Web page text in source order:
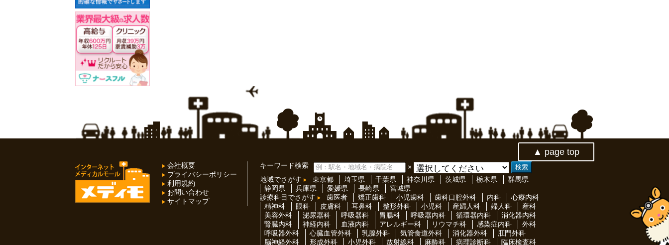
▲ page top
会社概要
プライバシーポリシー
利用規約
お問い合わせ
サイトマップ
キーワード検索
×
地域でさがす
東京都 埼玉県 千葉県 神奈川県 茨城県 栃木県
群馬県
静岡県
兵庫県 愛媛県 長崎県
宮城県
診療科目でさがす
歯医者 矯正歯科 小児歯科 歯科口腔外科 内科
心療内科
精神科
眼科 皮膚科 耳鼻科 整形外科 小児科 産婦人科 婦人科
産科
美容外科
泌尿器科 呼吸器科 胃腸科 呼吸器内科 循環器内科
消化器内科
腎臓内科
神経内科 血液内科 アレルギー科 リウマチ科 感染症内科
外科
呼吸器外科
心臓血管外科 乳腺外科 気管食道外科 消化器外科
肛門外科
脳神経外科
形成外科 小児外科 放射線科 麻酔科 病理診断科 臨床検査科